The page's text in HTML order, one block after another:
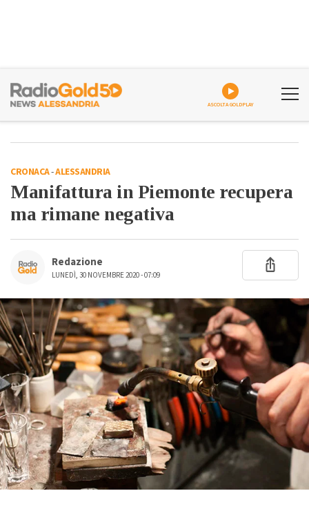
ASCOLTA GOLDPLAY
CRONACA-ALESSANDRIA
Manifattura in Piemonte recupera
ma rimane negativa
Redazione
LUNEDÌ, 30 NOVEMBRE 2020 - 07:09